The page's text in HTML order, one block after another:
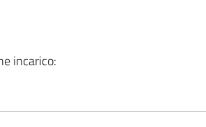
incarico: